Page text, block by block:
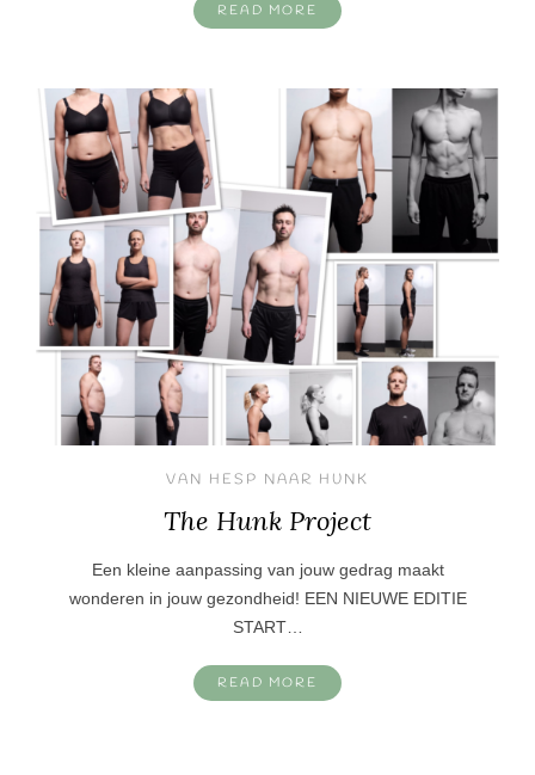
READ MORE
VAN HESP NAAR HUNK
The Hunk Project
Een kleine aanpassing van jouw gedrag maakt
wonderen in jouw gezondheid! EEN NIEUWE EDITIE
START…
READ MORE